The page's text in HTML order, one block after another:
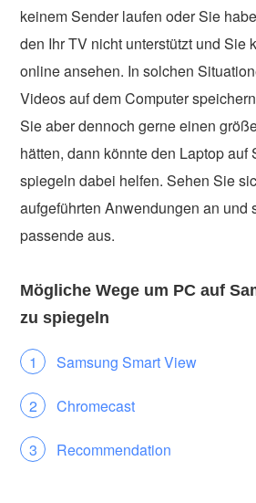
keinem Sender laufen oder Sie
den Ihr TV nicht unterstützt und Sie
online ansehen. In solchen
Videos auf dem Computer
Sie aber dennoch gerne einen
hätten, dann könnte den Laptop auf
spiegeln dabei helfen. Sehen Sie
aufgeführten Anwendungen an und
passende aus.
Mögliche Wege um PC auf
zu spiegeln
Samsung Smart View
Chromecast
Recommendation